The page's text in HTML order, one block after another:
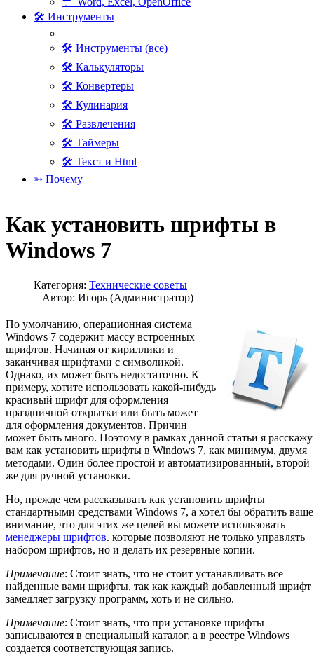
🛠 Инструменты
🛠 Инструменты (все)
🛠 Калькуляторы
🛠 Конвертеры
🛠 Кулинария
🛠 Развлечения
🛠 Таймеры
🛠 Текст и Html
➳ Почему
Как установить шрифты в
Windows 7
Категория: Технические советы
– Автор: Игорь (Администратор)
По умолчанию, операционная система
Windows 7 содержит массу встроенных
шрифтов. Начиная от кириллики и
заканчивая шрифтами с символикой.
Однако, их может быть недостаточно. К
примеру, хотите использовать какой-нибудь
красивый шрифт для оформления
праздничной открытки или быть может
для оформления документов. Причин
может быть много. Поэтому в рамках данной статьи я расскажу
вам как установить шрифты в Windows 7, как минимум, двумя
методами. Один более простой и автоматизированный, второй
же для ручной установки.
Но, прежде чем рассказывать как установить шрифты
стандартными средствами Windows 7, а хотел бы обратить ваше
внимание, что для этих же целей вы можете использовать
менеджеры шрифтов. которые позволяют не только управлять
набором шрифтов, но и делать их резервные копии.
Примечание: Стоит знать, что не стоит устанавливать все
найденные вами шрифты, так как каждый добавленный шрифт
замедляет загрузку программ, хоть и не сильно.
Примечание: Стоит знать, что при установке шрифты
записываются в специальный каталог, а в реестре Windows
создается соответствующая запись.